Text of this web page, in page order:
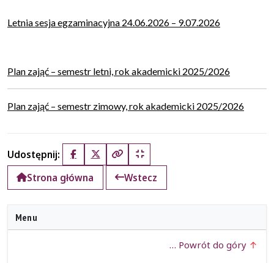
Letnia sesja egzaminacyjna 24.06.2026 – 9.07.2026
Plan zająć – semestr letni, rok akademicki 2025/2026
Plan zająć – semestr zimowy, rok akademicki 2025/2026
Udostępnij: FacebookX (Twitter)
Kopiuj pełny link
Kopiuj krótki link
Strona główna
Wstecz
Menu
… Powrót do góry